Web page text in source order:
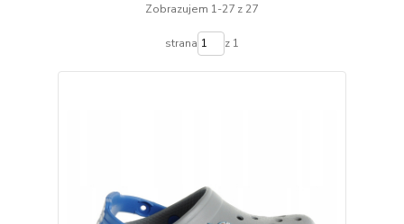
Zobrazujem 1-27 z 27
strana z 1